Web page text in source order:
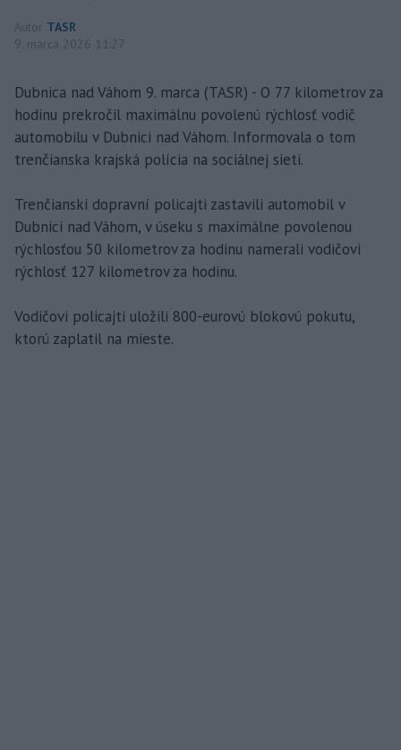
Autor TASR
9. marca 2026 11:27
Dubnica nad Váhom 9. marca (TASR) - O 77 kilometrov za
hodinu prekročil maximálnu povolenú rýchlosť vodič
automobilu v Dubnici nad Váhom. Informovala o tom
trenčianska krajská polícia na sociálnej sieti.
Trenčianski dopravní policajti zastavili automobil v
Dubnici nad Váhom, v úseku s maximálne povolenou
rýchlosťou 50 kilometrov za hodinu namerali vodičovi
rýchlosť 127 kilometrov za hodinu.
Vodičovi policajti uložili 800-eurovú blokovú pokutu,
ktorú zaplatil na mieste.